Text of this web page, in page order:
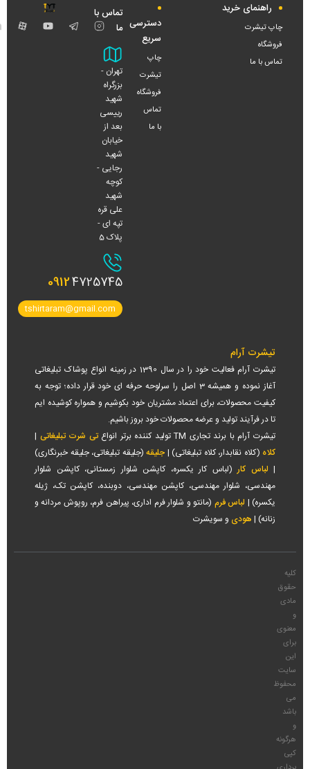
راهنمای خرید
چاپ تیشرت
فروشگاه
تماس با ما
دسترسی
سریع
چاپ
تیشرت
فروشگاه
تماس
با ما
تماس با
ما
تهران -
بزرگراه
شهید
رییسی
بعد از
خیابان
شهید
رجایی -
کوچه
شهید
علی قره
تپه ای -
پلاک 5
09124725745
tshirtaram@gmail.com
اینستاگرام تلگرام یوتیوب
تیشرت آرام
تیشرت آرام فعالیت خود را در سال 1390 در زمینه انواع پوشاک تبلیغاتی
آغاز نموده و همیشه 3 اصل را سرلوحه حرفه ای خود قرار داده؛ توجه به
کیفیت محصولات، برای اعتماد مشتریان خود بکوشیم و همواره کوشیده ایم
تا در فرآیند تولید و عرضه محصولات خود بروز باشیم.
تیشرت آرام با برند تجاری TM تولید کننده برتر انواع
تی شرت تبلیغاتی |
کلاه (کلاه نقابدار، کلاه تبلیغاتی) | جلیقه (جلیقه تبلیغاتی، جلیقه خبرنگاری)
| لباس کار (لباس کار یکسره، کاپشن شلوار زمستانی، کاپشن شلوار
مهندسی، شلوار مهندسی، کاپشن مهندسی، دوبنده، کاپشن تک، ژیله
یکسره) | لباس فرم (مانتو و شلوار فرم اداری، پیراهن فرم، روپوش مردانه و
زنانه) | هودی و سویشرت
کلیه
حقوق
مادی
و
معنوی
برای
این
سایت
محفوظ
می
باشد
و
هرگونه
کپی